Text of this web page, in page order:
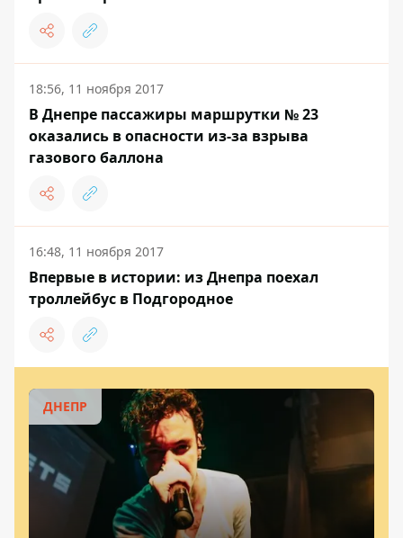
18:56, 11 ноября 2017
В Днепре пассажиры маршрутки № 23
оказались в опасности из-за взрыва
газового баллона
16:48, 11 ноября 2017
Впервые в истории: из Днепра поехал
троллейбус в Подгородное
ДНЕПР